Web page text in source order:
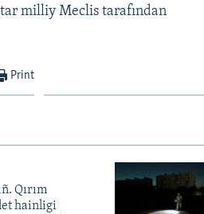
milliy Meclis tarafından
Print
Qırım
hainligi